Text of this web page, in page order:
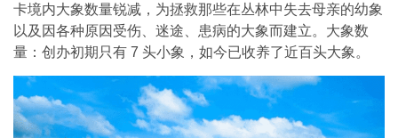
卡境内大象数量锐减，为拯救那些在丛林中失去母亲的幼象
以及因各种原因受伤、迷途、患病的大象而建立。大象数
量：创办初期只有 7 头小象，如今已收养了近百头大象。